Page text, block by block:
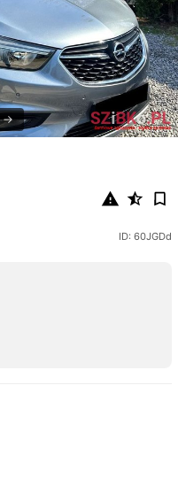
ID: 60JGDd